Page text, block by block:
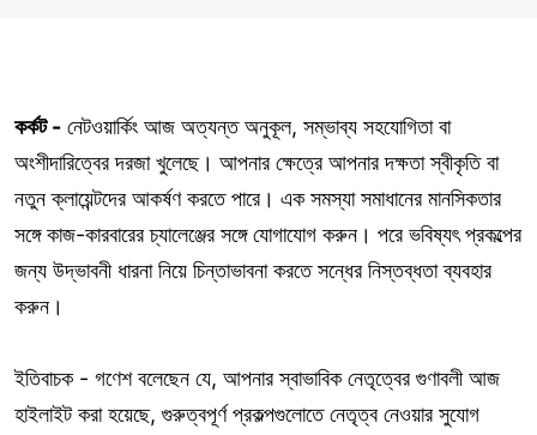
কর্কট - নেটওয়ার্কিং আজ অত্যন্ত অনুকূল, সম্ভাব্য সহযোগিতা বা
অংশীদারিত্বের দরজা খুলেছে। আপনার ক্ষেত্রে আপনার দক্ষতা স্বীকৃতি বা
নতুন ক্লায়েন্টদের আকর্ষণ করতে পারে। এক সমস্যা সমাধানের মানসিকতার
সঙ্গে কাজ-কারবারের চ্যালেঞ্জের সঙ্গে যোগাযোগ করুন। পরে ভবিষ্যৎ প্রকল্পের
জন্য উদ্ভাবনী ধারনা নিয়ে চিন্তাভাবনা করতে সন্ধের নিস্তব্ধতা ব্যবহার
করুন।
ইতিবাচক - গণেশ বলেছেন যে, আপনার স্বাভাবিক নেতৃত্বের গুণাবলী আজ
হাইলাইট করা হয়েছে, গুরুত্বপূর্ণ প্রকল্পগুলোতে নেতৃত্ব নেওয়ার সুযোগ